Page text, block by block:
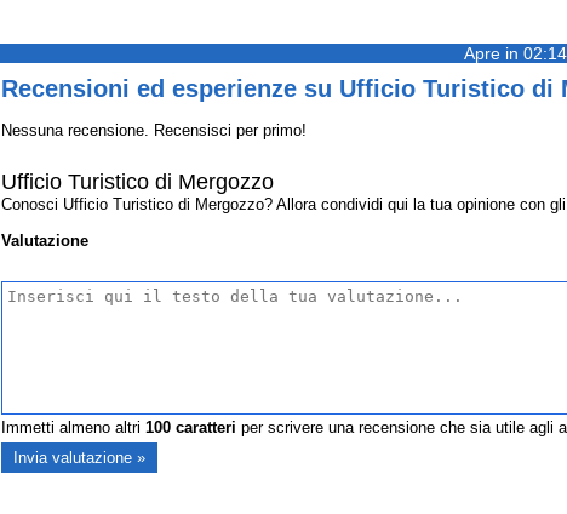
Apre in
Recensioni ed esperienze su Ufficio Turistico di
Nessuna recensione. Recensisci per primo!
Ufficio Turistico di Mergozzo
Conosci Ufficio Turistico di Mergozzo? Allora condividi qui la tua opinione con
Valutazione
Immetti almeno altri 100caratteri per scrivere una recensione che sia utile agli